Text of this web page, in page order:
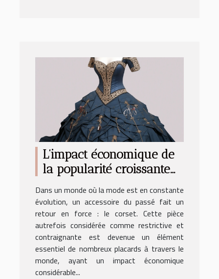
L’impact économique de
la popularité croissante
du corset sur l'industrie
de la mode
Dans un monde où la mode est en constante
évolution, un accessoire du passé fait un
retour en force : le corset. Cette pièce
autrefois considérée comme restrictive et
contraignante est devenue un élément
essentiel de nombreux placards à travers le
monde, ayant un impact économique
considérable...